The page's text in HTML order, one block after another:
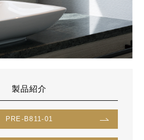
製品紹介
PRE-B811-01